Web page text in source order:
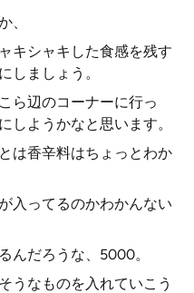
、
キシャキした食感を残す
しましょう。
ら辺のコーナーに行っ
しようかなと思います。
は香辛料はちょっとわか
入ってるのかわかんない
んだろうな、5000。
うなものを入れていこう